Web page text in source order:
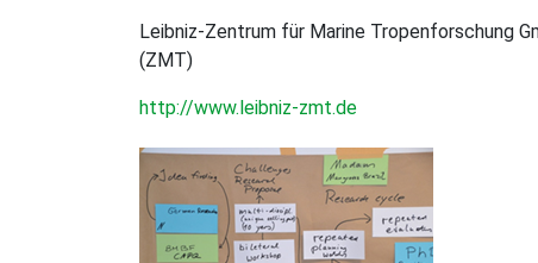
Leibniz-Zentrum für Marine Tropenforschung
(ZMT)
http://www.leibniz-zmt.de